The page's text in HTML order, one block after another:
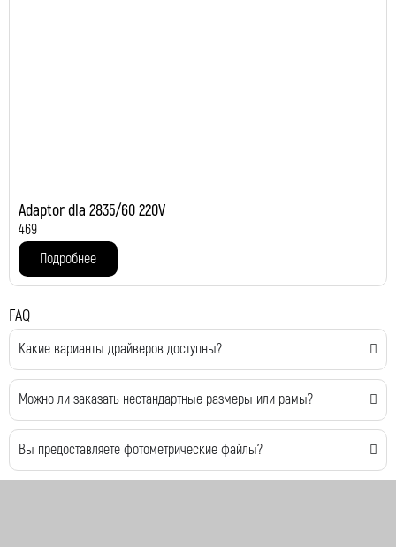
Adaptor dla 2835/60 220V
469
Подробнее
FAQ
Какие варианты драйверов доступны?
Можно ли заказать нестандартные размеры или рамы?
Вы предоставляете фотометрические файлы?